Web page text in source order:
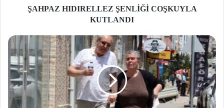
ŞAHPAZ HIDIRELLEZ ŞENLİĞİ COŞKUYLA
KUTLANDI